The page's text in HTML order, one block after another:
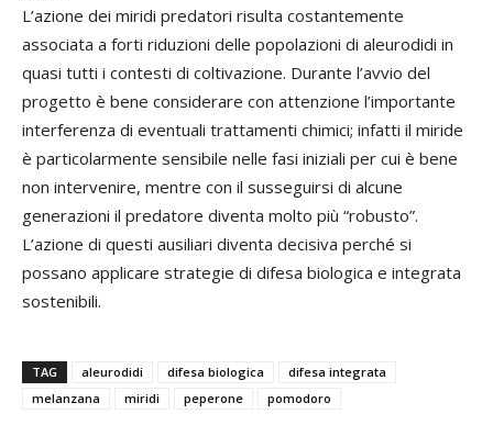
L’azione dei miridi predatori risulta costantemente
associata a forti riduzioni delle popolazioni di aleurodidi in
quasi tutti i contesti di coltivazione. Durante l’avvio del
progetto è bene considerare con attenzione l’importante
interferenza di eventuali trattamenti chimici; infatti il miride
è particolarmente sensibile nelle fasi iniziali per cui è bene
non intervenire, mentre con il susseguirsi di alcune
generazioni il predatore diventa molto più “robusto”.
L’azione di questi ausiliari diventa decisiva perché si
possano applicare strategie di difesa biologica e integrata
sostenibili.
TAG aleurodidi difesa biologica
difesa integrata
melanzana
miridi peperone pomodoro